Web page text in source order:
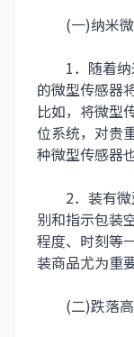
(一)纳米微
1．随着纳
的微型传感器
比如，将微型
位系统，对贵
种微型传感器
2．装有微
别和指示包装
程度、时刻等
装商品尤为重
(二)跌落高